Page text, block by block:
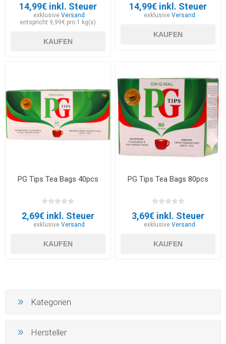
14,99€ inkl. Steuer
exklusiveVersand
entspricht 9,99€ pro 1 kg(s)
KAUFEN
14,99€ inkl. Steuer
exklusive Versand
KAUFEN
PG Tips Tea Bags 40pcs
2,69€ inkl. Steuer
exklusiveVersand
KAUFEN
PG Tips Tea Bags 80pcs
3,69€ inkl. Steuer
exklusive Versand
KAUFEN
Kategorien
Hersteller